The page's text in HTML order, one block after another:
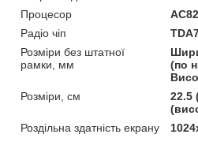
Процесор
Радіо чіп
Розміри без штатної
рамки, мм
(по
Розміри, см
22.5
Роздільна здатність екрану